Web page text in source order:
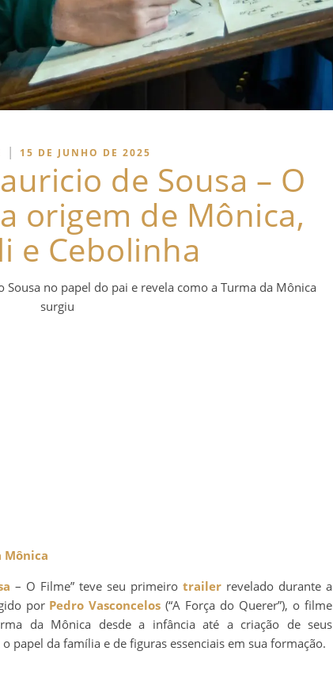
| 15 DE JUNHO DE 2025
de Sousa – O
origem de Mônica,
e Cebolinha
no papel do pai e revela como a Turma da Mônica
surgiu
Mônica
– O Filme” teve seu primeiro trailer revelado durante a
por Pedro Vasconcelos (“A Força do Querer”), o filme
da Mônica desde a infância até a criação de seus
papel da família e de figuras essenciais em sua formação.